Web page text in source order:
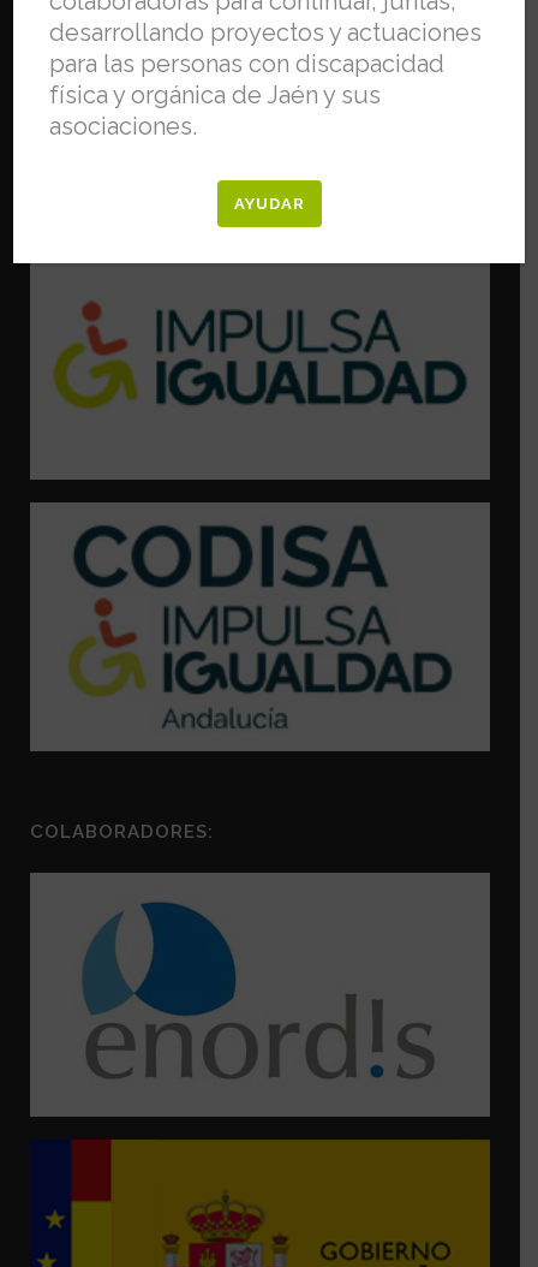
FEJIDIF PERTECENE A:
COLABORADORES:
desarrollando proyectos y actuaciones
para las personas con discapacidad
física y orgánica de Jaén y sus
asociaciones.
AYUDAR